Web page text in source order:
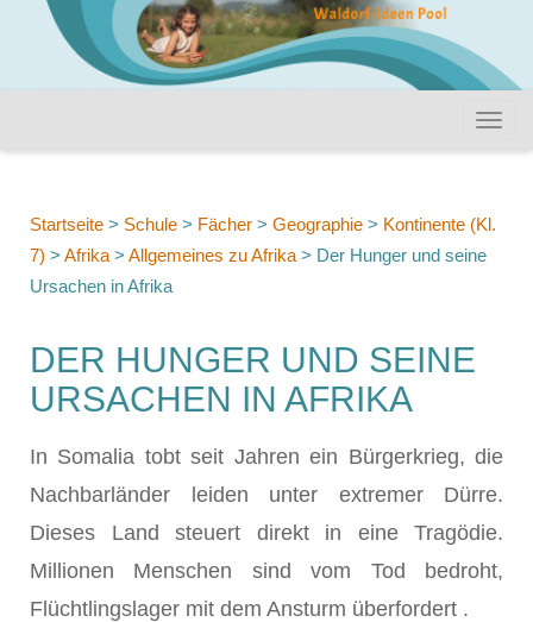
Startseite > Schule > Fächer > Geographie > Kontinente (Kl.
7) > Afrika > Allgemeines zu Afrika > Der Hunger und seine
Ursachen in Afrika
DER HUNGER UND SEINE
URSACHEN IN AFRIKA
In Somalia tobt seit Jahren ein Bürgerkrieg, die
Nachbarländer leiden unter extremer Dürre.
Dieses Land steuert direkt in eine Tragödie.
Millionen Menschen sind vom Tod bedroht,
Flüchtlingslager mit dem Ansturm überfordert .